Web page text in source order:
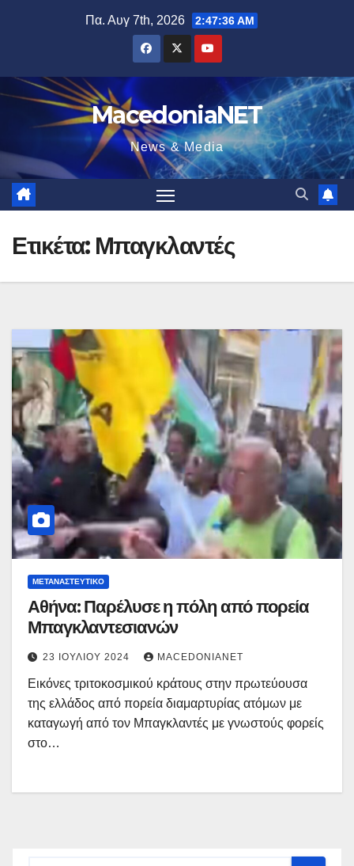
Πα. Αυγ 7th, 2026 2:47:37 AM
MacedoniaNET
News & Media
Ετικέτα: Μπαγκλαντές
ΜΕΤΑΝΑΣΤΕΥΤΙΚΌ
Αθήνα: Παρέλυσε η πόλη από πορεία
Μπαγκλαντεσιανών
23 ΙΟΥΛΊΟΥ 2024 MACEDONIANET
Εικόνες τριτοκοσμικού κράτους στην πρωτεύουσα
της ελλάδος από πορεία διαμαρτυρίας ατόμων με
καταγωγή από τον Μπαγκλαντές με γνωστούς φορείς
στο…